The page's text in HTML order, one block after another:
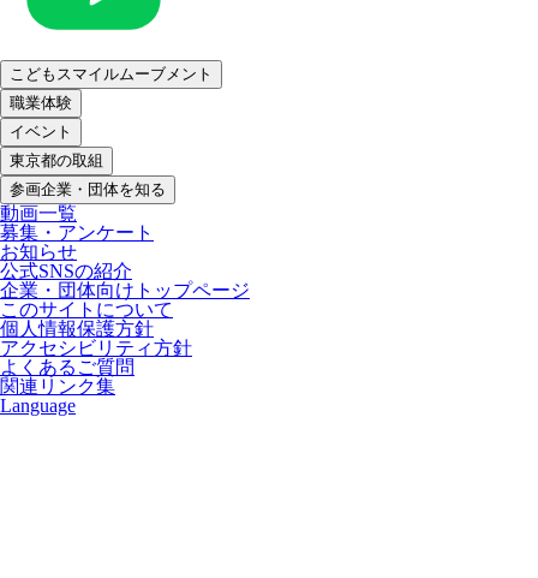
こどもスマイルムーブメント
職業体験
イベント
東京都の取組
参画企業・団体を知る
動画一覧
募集・アンケート
お知らせ
公式SNSの紹介
企業・団体向けトップページ
このサイトについて
個人情報保護方針
アクセシビリティ方針
よくあるご質問
関連リンク集
Language